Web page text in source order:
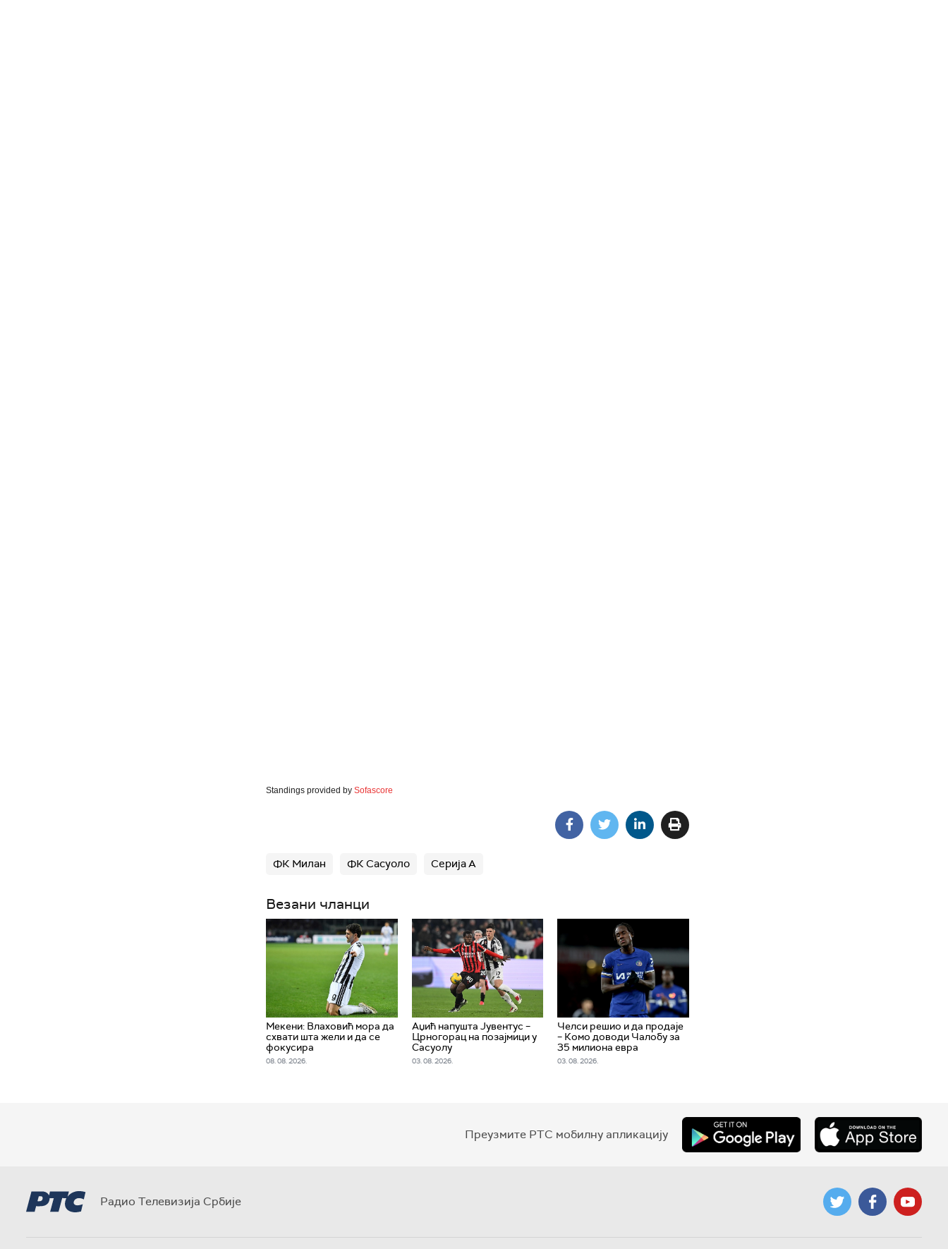
Standings provided by Sofascore
ФК Милан ФК Сасуоло Серија А
Везани чланци
Мекени: Влаховић мора да
схвати шта жели и да се
фокусира
08. 08. 2026.
Аџић напушта Јувентус –
Црногорац на позајмици у
Сасуолу
03. 08. 2026.
Челси решио и да продаје
– Комо доводи Чалобу за
35 милиона евра
03. 08. 2026.
Преузмите РТС мобилну апликацију
Радио Телевизија Србије